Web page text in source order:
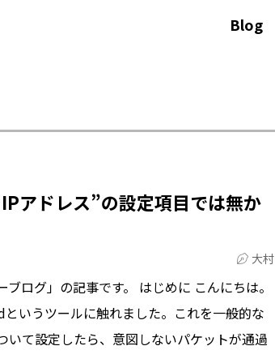
Blog
ドレス”の設定項目では無か
大村
ログ」の記事です。 はじめに こんにちは。
いうツールに触れました。これを一般的な
て設定したら、意図しないパケットが通過